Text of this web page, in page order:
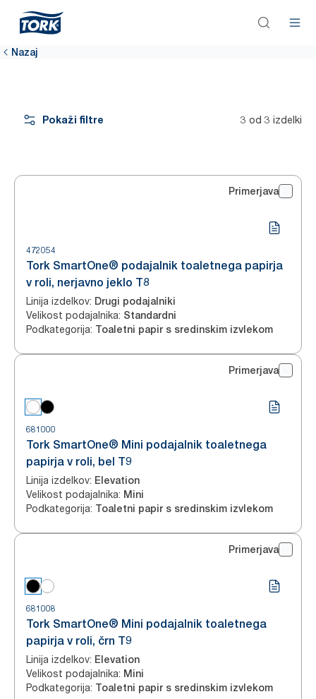
Nazaj
Pokaži filtre 3 od 3 izdelki
Primerjava
472054
Tork SmartOne® podajalnik toaletnega papirja
v roli, nerjavno jeklo T8
Linija izdelkov: Drugi podajalniki
Velikost podajalnika: Standardni
Podkategorija: Toaletni papir s sredinskim izvlekom
Primerjava
681000
Tork SmartOne® Mini podajalnik toaletnega
papirja v roli, bel T9
Linija izdelkov: Elevation
Velikost podajalnika: Mini
Podkategorija: Toaletni papir s sredinskim izvlekom
Primerjava
681008
Tork SmartOne® Mini podajalnik toaletnega
papirja v roli, črn T9
Linija izdelkov: Elevation
Velikost podajalnika: Mini
Podkategorija: Toaletni papir s sredinskim izvlekom